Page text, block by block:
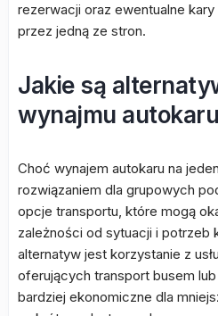
rezerwacji oraz ewentualne
przez jedną ze stron.
Jakie są
wynajmu
Choć wynajem autokaru na
rozwiązaniem dla grupowych
opcje transportu, które mogą
zależności od sytuacji i potrzeb
alternatyw jest korzystanie z
oferujących transport busem
bardziej ekonomiczne dla